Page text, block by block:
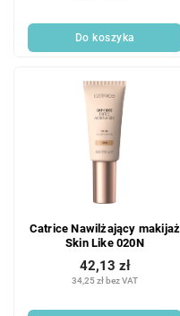
Do koszyka
Catrice Nawilżający makijaż
Skin Like 020N
34,25 zł bez VAT
42,13 zł